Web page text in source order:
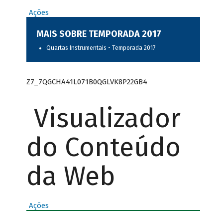
Ações
MAIS SOBRE TEMPORADA 2017
Quartas Instrumentais - Temporada 2017
Z7_7QGCHA41L071B0QGLVK8P22GB4
Visualizador
do Conteúdo
da Web
Ações